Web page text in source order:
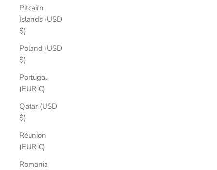
Pitcairn
Islands (USD
$)
Poland (USD
$)
Portugal
(EUR €)
Qatar (USD
$)
Réunion
(EUR €)
Romania